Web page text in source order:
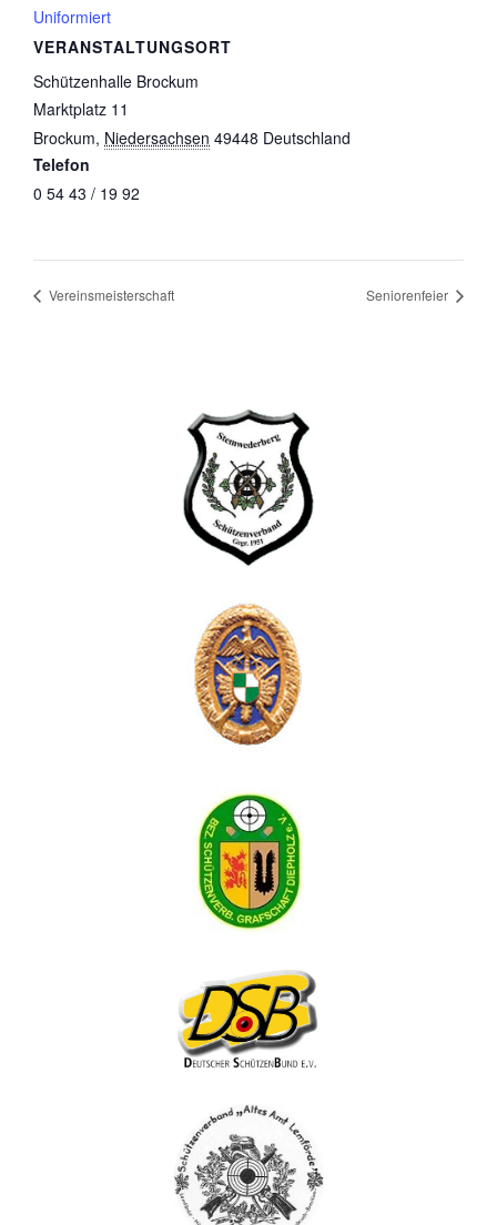
Uniformiert
VERANSTALTUNGSORT
Schützenhalle Brockum
Marktplatz 11
Brockum, Niedersachsen 49448 Deutschland
Telefon
0 54 43 / 19 92
Vereinsmeisterschaft Seniorenfeier